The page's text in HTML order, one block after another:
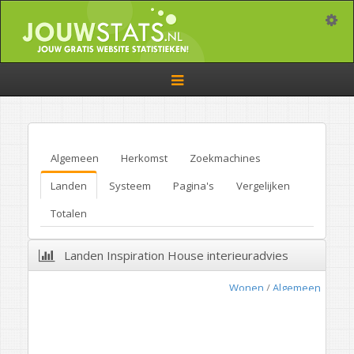
Toggle
navigation
Algemeen Herkomst
Zoekmachines
Landen
Systeem Pagina's
Vergelijken
Totalen
Landen Inspiration House interieuradvies
Wonen /Algemeen